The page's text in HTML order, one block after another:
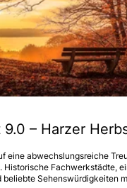
– Harzer
eine abwechslungsreiche
Historische Fachwerkstädte,
beliebte Sehenswürdigkeiten